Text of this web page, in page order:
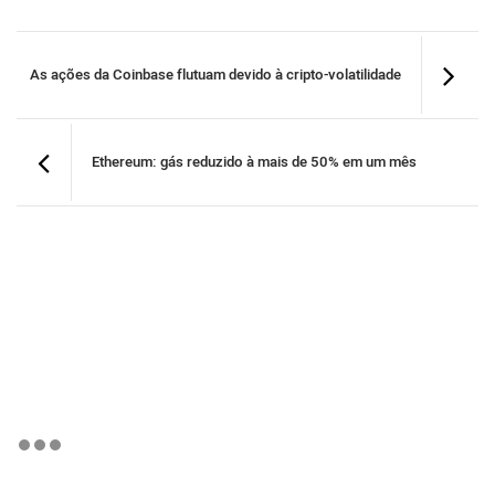
As ações da Coinbase flutuam devido à cripto-volatilidade
Ethereum: gás reduzido à mais de 50% em um mês